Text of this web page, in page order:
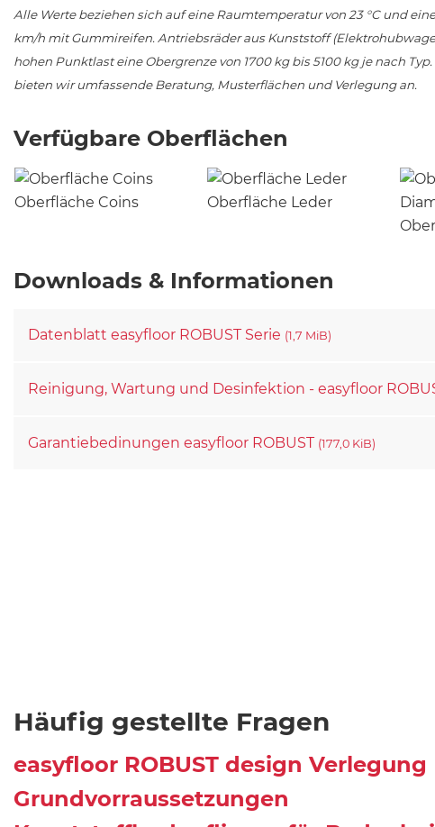
Alle Werte beziehen sich auf eine Raumtemperatur von 23 °C und
km/h mit Gummireifen. Antriebsräder aus Kunststoff
hohen Punktlast eine Obergrenze von 1700 kg bis 5100 kg je nach
bieten wir umfassende Beratung, Musterflächen und Verlegung an.
Verfügbare Oberflächen
Oberfläche Coins
Oberfläche Leder
Downloads & Informationen
Datenblatt easyfloor ROBUST Serie (1,7 MiB)
Reinigung, Wartung und Desinfektion - easyfloor
Garantiebedinungen easyfloor ROBUST (177,0 KiB)
Häufig gestellte Fragen
easyfloor ROBUST design Verlegung
Grundvorraussetzungen